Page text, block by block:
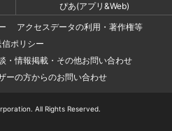
ぴあ(アプリ&Web)
アクセスデータの利用・著作権等
ポリシー
・情報掲載・その他お問い合わせ
ーの方からのお問い合わせ
All Rights Reserved.